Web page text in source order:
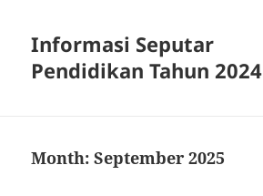
Informasi Seputar
Pendidikan Tahun 2024
Month:September 2025